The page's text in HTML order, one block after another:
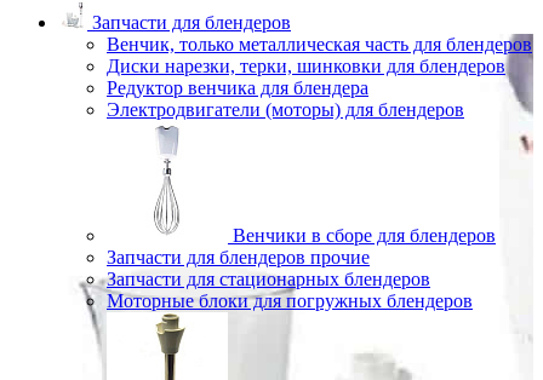
Запчасти для блендеров
Венчик, только металлическая часть для блендеров
Диски нарезки, терки, шинковки для блендеров
Редуктор венчика для блендера
Электродвигатели (моторы) для блендеров
Венчики в сборе для блендеров
Запчасти для блендеров прочие
Запчасти для стационарных блендеров
Моторные блоки для погружных блендеров